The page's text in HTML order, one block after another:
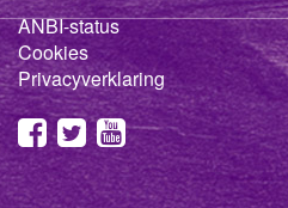
ANBI-status
Cookies
Privacyverklaring